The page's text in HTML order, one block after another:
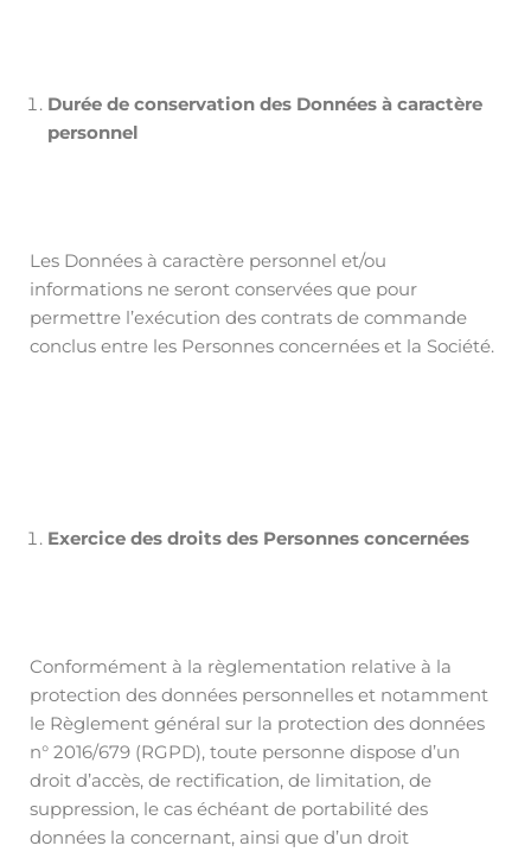
Durée de conservation des Données à caractère
personnel
Les Données à caractère personnel et/ou
informations ne seront conservées que pour
permettre l’exécution des contrats de commande
conclus entre les Personnes concernées et la Société.
Exercice des droits des Personnes concernées
Conformément à la règlementation relative à la
protection des données personnelles et notamment
le Règlement général sur la protection des données
n° 2016/679 (RGPD), toute personne dispose d’un
droit d’accès, de rectification, de limitation, de
suppression, le cas échéant de portabilité des
données la concernant, ainsi que d’un droit